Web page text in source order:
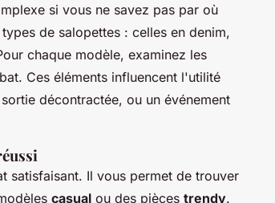
si vous ne savez pas par où
de salopettes : celles en denim,
chaque modèle, examinez les
Ces éléments influencent l'utilité
décontractée, ou un événement
satisfaisant. Il vous permet de trouver
casual ou des pièces trendy.